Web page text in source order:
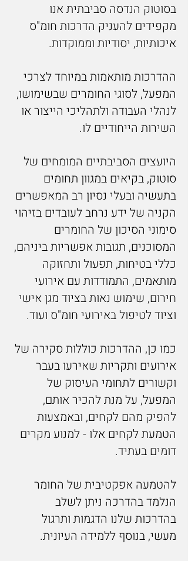
בסוטוק הנדסה סביבתית אנו
מקפידים להעניק הדרכות חומ"ס
איכותיות, יסודיות וממוקדות.
ההדרכות מותאמות במיוחד לצרכי
המפעל, לסוגי החומרים שבשימושו,
לנהלי העבודה ולתהליכי הייצור או
השירות הייחודיים לו.
היועצים הסביבתיים המומחים של
סוטוק, בקיאים במגוון תחומים
בתעשיה ובעלי נסיון רב המאפשרים
הקניה של ידע נרחב לעובדים בזיהוי
סימוני הסיכון של החומרים
המסוכנים, תגובות אפשריות ביניהם,
כללי בטיחות, תפעול ותחזוקה
מותאמים, התמודדות עם אירועי
חירום, שימוש נאות בציוד מגן אישי
וציוד לטיפול באירועי חומ"ס ועוד.
כמו כן, ההדרכות כוללות סקירה של
אירועים ותקריות שאירעו בעבר
וקשורים לתחומי העיסוק של
המפעל, על מנת להכיר אותם,
להפיק מהם לקחים, ובאמצעות
הטמעת לקחים אלו - למנוע מקרים
דומים בעתיד.
להטמעה אפקטיבית של החומר
הנלמד בהדרכה ניתן לשלב
בהדרכות שלנו הדגמות ותרגול
מעשי, בנוסף ללמידה העיונית.